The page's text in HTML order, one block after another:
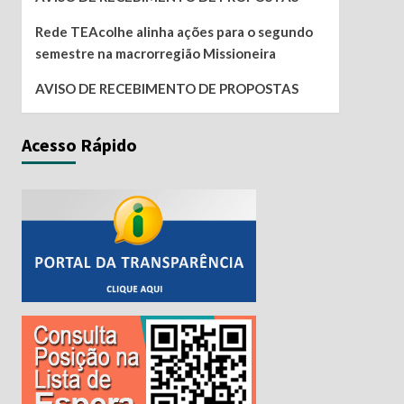
Rede TEAcolhe alinha ações para o segundo
semestre na macrorregião Missioneira
AVISO DE RECEBIMENTO DE PROPOSTAS
Acesso Rápido